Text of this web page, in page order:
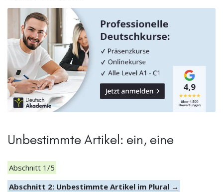
Unbestimmte Artikel: ein, eine
Abschnitt 1/5
Abschnitt 2: Unbestimmte Artikel im Plural →